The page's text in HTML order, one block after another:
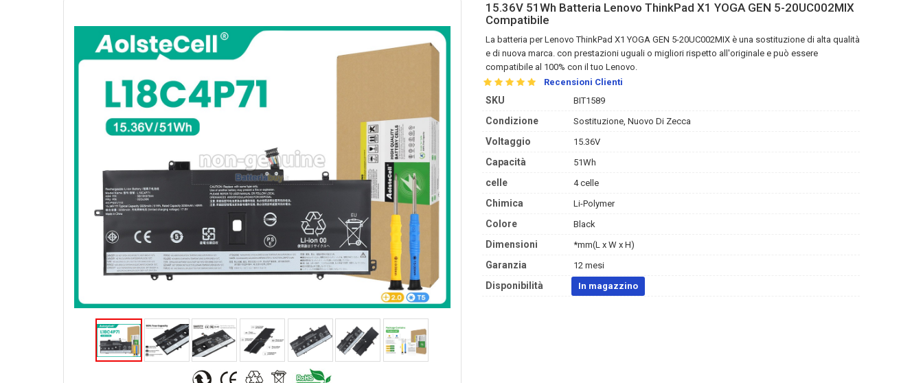
15.36V 51Wh Batteria Lenovo ThinkPad X1 YOGA GEN 5-20UC002MIX
Compatibile
La batteria per Lenovo ThinkPad X1 YOGA GEN 5-20UC002MIX è una sostituzione di alta qualità
e di nuova marca. con prestazioni uguali o migliori rispetto all'originale e può essere
compatibile al 100% con il tuo Lenovo.
Recensioni Clienti
SKU BIT1589
Condizione Sostituzione, Nuovo Di Zecca
Voltaggio 15.36V
Capacità 51Wh
celle 4 celle
Chimica Li-Polymer
Colore Black
Dimensioni *mm(L x W x H)
Garanzia 12 mesi
Disponibilità In magazzino